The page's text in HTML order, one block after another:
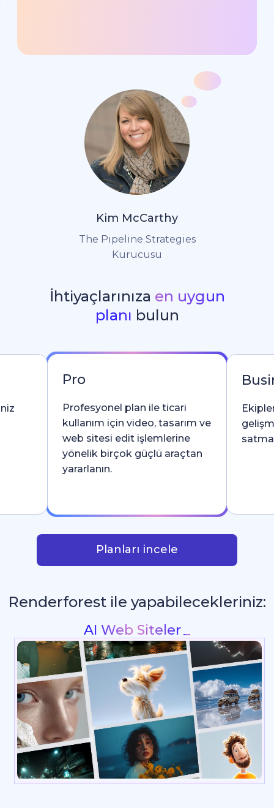
Kim McCarthy
The Pipeline Strategies
Kurucusu
İhtiyaçlarınıza en uygun
planı bulun
Pro
Profesyonel plan ile ticari
kullanım için video, tasarım ve
web sitesi edit işlemlerine
yönelik birçok güçlü araçtan
yararlanın.
satma
Planları incele
Renderforest ile yapabilecekleriniz:
İntrolar ve Logo Animasyonları